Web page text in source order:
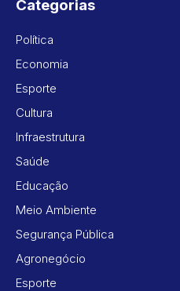
Categorias
Política
Economia
Esporte
Cultura
Infraestrutura
Saúde
Educação
Meio Ambiente
Segurança Pública
Agronegócio
Esporte